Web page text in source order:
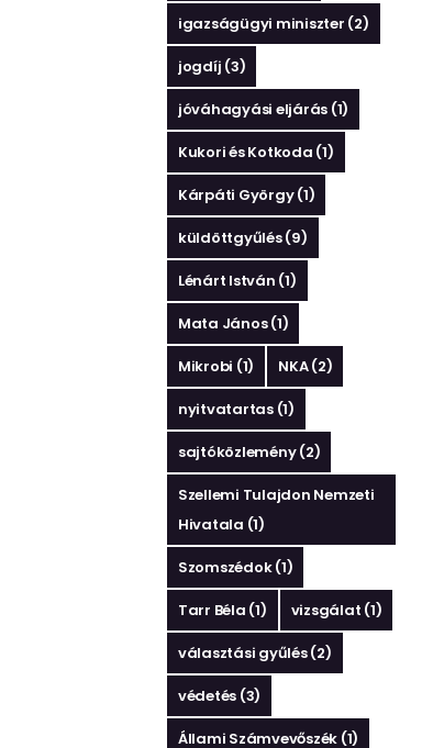
igazságügyi miniszter (2)
jogdíj (3)
jóváhagyási eljárás (1)
Kukori és Kotkoda (1)
Kárpáti György(1)
küldöttgyűlés(9)
Lénárt István (1)
Mata János(1)
Mikrobi (1) NKA(2)
nyitvatartas(1)
sajtóközlemény(2)
Szellemi Tulajdon Nemzeti
Hivatala (1)
Szomszédok(1)
Tarr Béla (1) vizsgálat (1)
választási gyűlés(2)
védetés (3)
Állami Számvevőszék (1)